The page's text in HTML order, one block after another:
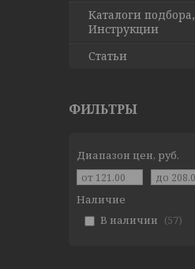
Каталоги подбора,
Инструкции
Статьи
ФИЛЬТРЫ
Диапазон цен, руб.
Наличие
В наличии
57